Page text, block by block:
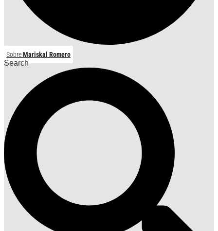
SobreMariskal Romero
Search